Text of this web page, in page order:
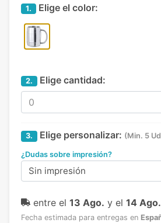
1. Elige el color:
2. Elige cantidad:
3. Elige personalizar: (Min. 5
¿Dudas sobre impresión?
Sin impresión
entre el 13 Ago. y el 14 Ago.
Fecha estimada para entregas en